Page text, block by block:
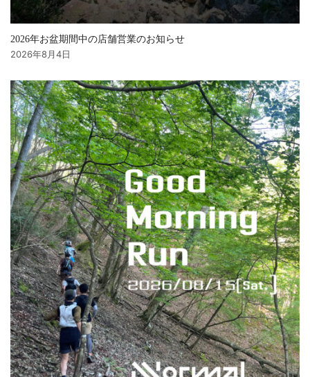
2026年お盆期間中の店舗営業のお知らせ
2026年8月4日